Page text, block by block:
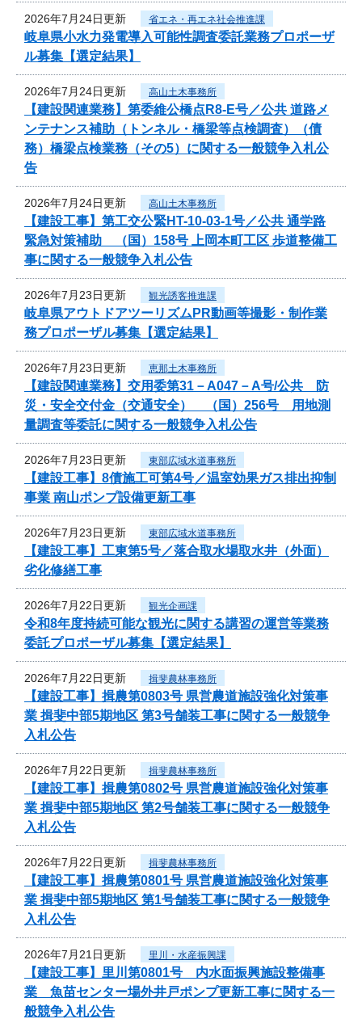
2026年7月24日更新 省エネ・再エネ社会推進課
岐阜県小水力発電導入可能性調査委託業務プロポーザ
ル募集【選定結果】
2026年7月24日更新 高山土木事務所
【建設関連業務】第委維公橋点R8-E号／公共 道路メ
ンテナンス補助（トンネル・橋梁等点検調査）（債
務）橋梁点検業務（その5）に関する一般競争入札公
告
2026年7月24日更新 高山土木事務所
【建設工事】第工交公緊HT-10-03-1号／公共 通学路
緊急対策補助 （国）158号 上岡本町工区 歩道整備工
事に関する一般競争入札公告
2026年7月23日更新 観光誘客推進課
岐阜県アウトドアツーリズムPR動画等撮影・制作業
務プロポーザル募集【選定結果】
2026年7月23日更新 恵那土木事務所
【建設関連業務】交用委第31－A047－A号/公共 防
災・安全交付金（交通安全） （国）256号 用地測
量調査等委託に関する一般競争入札公告
2026年7月23日更新 東部広域水道事務所
【建設工事】8債施工可第4号／温室効果ガス排出抑制
事業 南山ポンプ設備更新工事
2026年7月23日更新 東部広域水道事務所
【建設工事】工東第5号／落合取水場取水井（外面）
劣化修繕工事
2026年7月22日更新 観光企画課
令和8年度持続可能な観光に関する講習の運営等業務
委託プロポーザル募集【選定結果】
2026年7月22日更新 揖斐農林事務所
【建設工事】揖農第0803号 県営農道施設強化対策事
業 揖斐中部5期地区 第3号舗装工事に関する一般競争
入札公告
2026年7月22日更新 揖斐農林事務所
【建設工事】揖農第0802号 県営農道施設強化対策事
業 揖斐中部5期地区 第2号舗装工事に関する一般競争
入札公告
2026年7月22日更新 揖斐農林事務所
【建設工事】揖農第0801号 県営農道施設強化対策事
業 揖斐中部5期地区 第1号舗装工事に関する一般競争
入札公告
2026年7月21日更新 里川・水産振興課
【建設工事】里川第0801号 内水面振興施設整備事
業 魚苗センター場外井戸ポンプ更新工事に関する一
般競争入札公告